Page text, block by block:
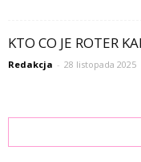
KTO CO JE ROTER
Redakcja - 28 listopada 2025